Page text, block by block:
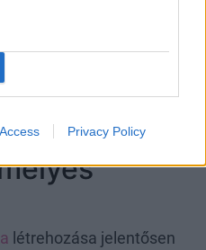
Privacy Policy
ismernie
a szakértő
létrehozása jelentősen